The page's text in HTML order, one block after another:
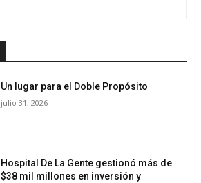
Un lugar para el Doble Propósito
julio 31, 2026
Hospital De La Gente gestionó más de
$38 mil millones en inversión y